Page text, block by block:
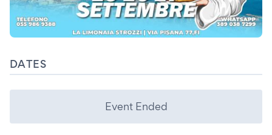
DATES
Event Ended